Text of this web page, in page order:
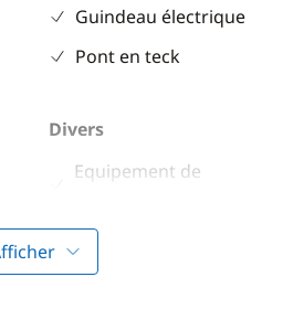
Guindeau électrique
Pont en teck
Divers
Equipement de
Guide & cartes